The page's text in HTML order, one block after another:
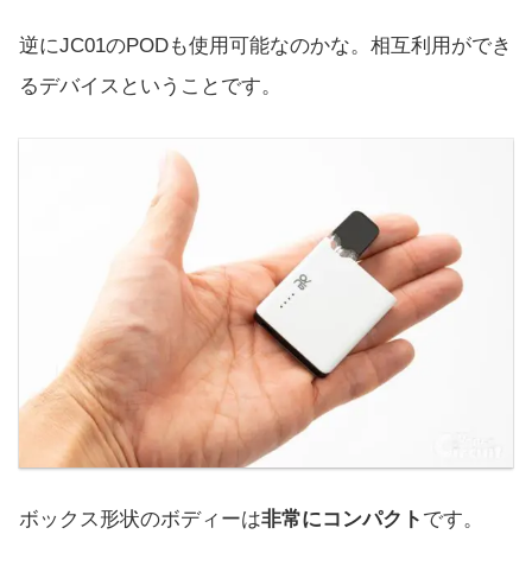
逆にJC01のPODも使用可能なのかな。相互利用ができ
るデバイスということです。
ボックス形状のボディーは非常にコンパクト です。